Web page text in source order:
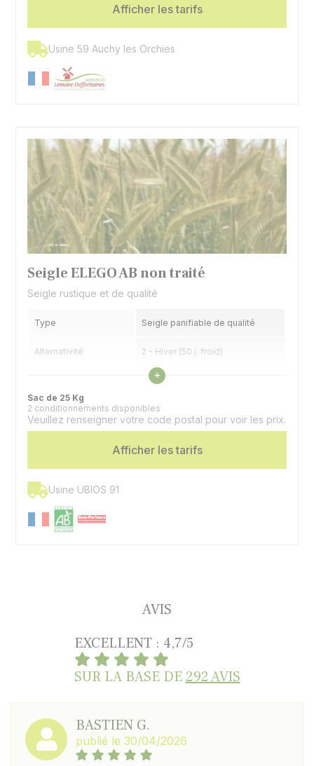
Afficher les tarifs
Usine 59 Auchy les Orchies
Seigle ELEGO AB non traité
Seigle rustique et de qualité
Type Seigle panifiable de qualité
Alternativité 2 - Hiver (50 j. froid)
6,5 - 1/2 précoce
Voir les caractéristiques
+
Sac de 25 Kg
2 conditionnements disponibles
Veuillez renseigner votre code postal pour voir les prix.
Afficher les tarifs
Usine UBIOS 91
AVIS
EXCELLENT : 4,7/5
SUR LA BASE DE292 AVIS
BASTIEN G.
publié le 30/04/2026